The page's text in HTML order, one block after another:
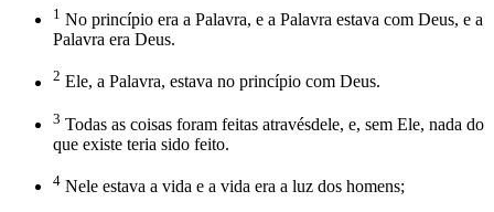
1 No princípio era a Palavra, e a Palavra estava com Deus, e a
Palavra era Deus.
2 Ele, a Palavra, estava no princípio com Deus.
3 Todas as coisas foram feitas atravésdele, e, sem Ele, nada do
que existe teria sido feito.
4 Nele estava a vida e a vida era a luz dos homens;